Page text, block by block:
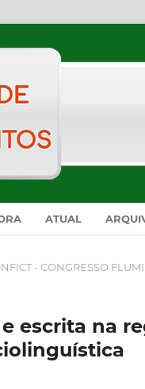
ATUAL
- CONGRESSO
escrita na